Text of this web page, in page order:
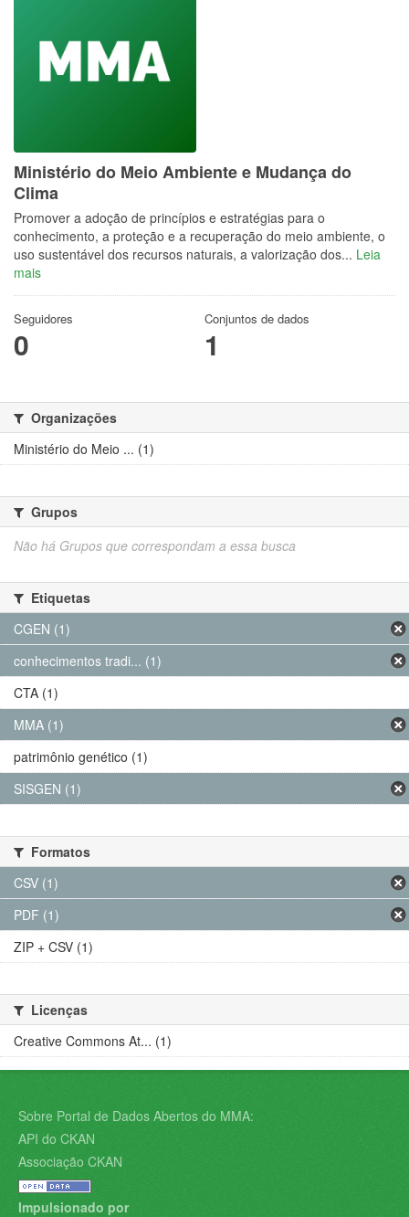
Ministério do Meio Ambiente e Mudança do
Clima
Promover a adoção de princípios e estratégias para o
conhecimento, a proteção e a recuperação do meio ambiente, o
uso sustentável dos recursos naturais, a valorização dos... Leia
mais
Seguidores
0
Conjuntos de dados
1
Organizações
Ministério do Meio ... (1)
Grupos
Não há Grupos que correspondam a essa busca
Etiquetas
CGEN (1)
conhecimentos tradi... (1)
CTA (1)
MMA (1)
patrimônio genético (1)
SISGEN (1)
Formatos
CSV (1)
PDF (1)
ZIP + CSV (1)
Licenças
Creative Commons At... (1)
Sobre Portal de Dados Abertos do MMA:
API do CKAN
Associação CKAN
Impulsionado por